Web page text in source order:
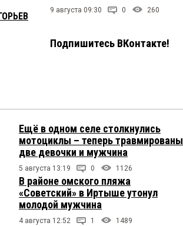
9 августа 09:30 0 260
Подпишитесь ВКонтакте!
Ещё в одном селе столкнулись
мотоциклы – теперь травмированы
две девочки и мужчина
5 августа 13:19 0 1126
В районе омского пляжа
«Советский» в Иртыше утонул
молодой мужчина
4 августа 12:52 1 1489